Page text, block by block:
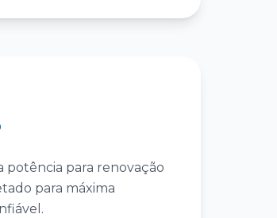
potência para renovação
para máxima